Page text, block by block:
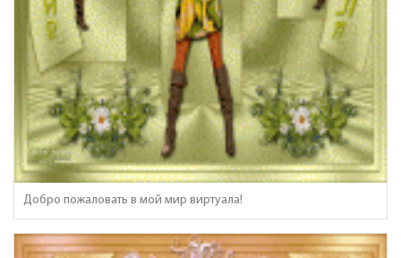
Добро пожаловать в мой мир виртуала!